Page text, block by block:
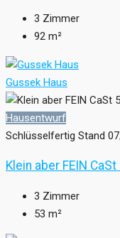
3 Zimmer
92 m²
Gussek Haus
Hausentwurf
Schlüsselfertig Stand
Klein aber FEIN CaSt
3 Zimmer
53 m²